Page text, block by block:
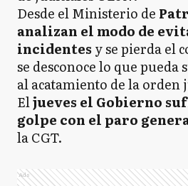
Desde el Ministerio de
analizan el modo de
incidentes y se pierda el
se desconoce lo que pueda
al acatamiento de la orden
Eljueves el Gobierno
golpe con el paro
la CGT.
Ads